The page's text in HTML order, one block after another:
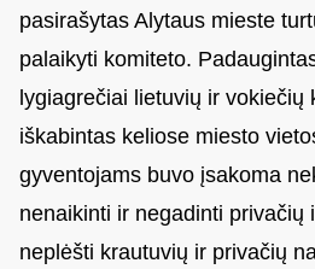
pasirašytas Alytaus mieste
palaikyti komiteto.
lygiagrečiai lietuvių ir vokiečių
iškabintas keliose miesto
gyventojams buvo įsakoma
nenaikinti ir negadinti privačių
neplėšti krautuvių ir privačių